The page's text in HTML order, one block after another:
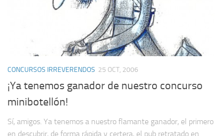
CONCURSOS IRREVERENDOS 25 OCT, 2006
¡Ya tenemos ganador de nuestro concurso
minibotellón!
Sí, amigos. Ya tenemos a nuestro flamante ganador, el primero
en descubrir, de forma rápida y certera, el pub retratado en